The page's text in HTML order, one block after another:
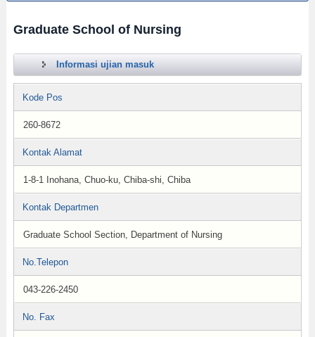
Graduate School of Nursing
Informasi ujian masuk
Kode Pos
260-8672
Kontak Alamat
1-8-1 Inohana, Chuo-ku, Chiba-shi, Chiba
Kontak Departmen
Graduate School Section, Department of Nursing
No.Telepon
043-226-2450
No. Fax